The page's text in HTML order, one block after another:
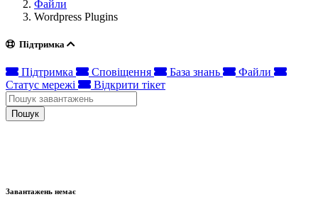
Файли
Wordpress Plugins
Підтримка
Підтримка Сповіщення База знань
Файли
Статус мережі
Відкрити тікет
Пошук
Завантажень немає